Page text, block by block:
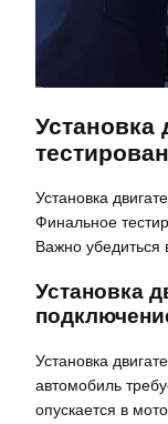
Установка
Установка
Финальное
Важно убедиться
Установка
Установка
автомобиль
опускается в